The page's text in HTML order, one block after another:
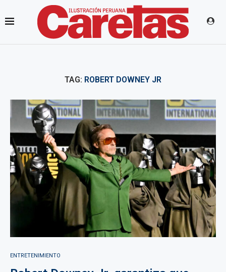
TAG: ROBERT DOWNEY JR
ENTRETENIMIENTO